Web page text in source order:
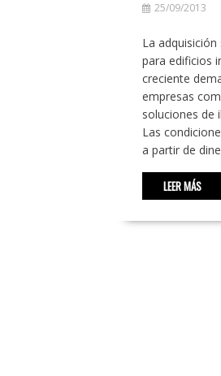
25/09/2013
La
para edificios
creciente
empresas
soluciones de
Las
a partir de
LEER MÁS